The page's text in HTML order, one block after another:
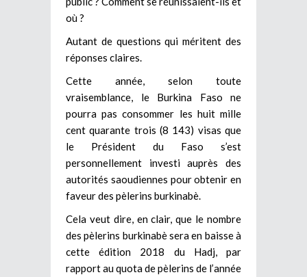
où ?
Autant de questions qui méritent des
réponses claires.
Cette année, selon toute
vraisemblance, le Burkina Faso ne
pourra pas consommer les huit mille
cent quarante trois (8 143) visas que
le Président du Faso s’est
personnellement investi auprès des
autorités saoudiennes pour obtenir en
faveur des pèlerins burkinabè.
Cela veut dire, en clair, que le nombre
des pèlerins burkinabè sera en baisse à
cette édition 2018 du Hadj, par
rapport au quota de pèlerins de l’année